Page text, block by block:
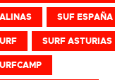
SUF ESPAÑA
SURF ASTURIAS